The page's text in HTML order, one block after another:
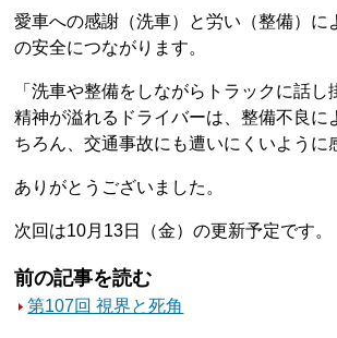
愛車への感謝（洗車）と労い（整備）に
の安全につながります。
「洗車や整備をしながらトラックに話
精神が溢れるドライバーは、整備不良に
ちろん、交通事故にも遭いにくいように
ありがとうございました。
次回は10月13日（金）の更新予定です。
前の記事を読む
第107回 視界と死角